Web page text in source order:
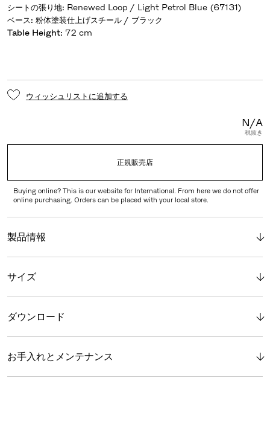
シートの張り地: Renewed Loop / Light Petrol Blue (67131)
ベース: 粉体塗装仕上げスチール / ブラック
Table Height: 72 cm
ウィッシュリストに追加する
N/A
税抜き
正規販売店
Buying online? This is our website for International. From here we do not offer
online purchasing. Orders can be placed with your local store.
製品情報
サイズ
ダウンロード
お手入れとメンテナンス